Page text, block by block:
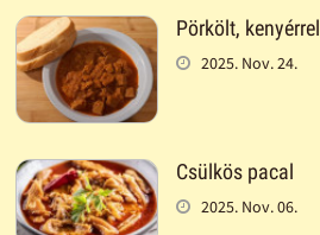
Pörkölt, kenyérrel
2025. Nov. 24.
Csülkös pacal
2025. Nov. 06.